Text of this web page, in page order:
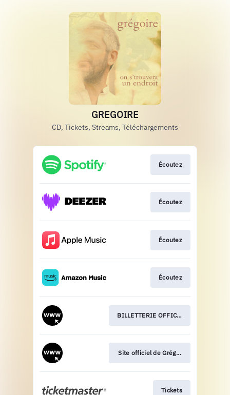
GREGOIRE
CD, Tickets, Streams, Téléchargements
Écoutez
Écoutez
Écoutez
Écoutez
BILLETTERIE OFFICIELLE
Site officiel de Grégoire
Tickets